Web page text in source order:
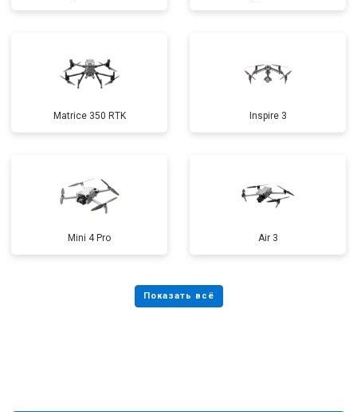
Matrice 350 RTK Inspire 3
Mini 4 Pro Air 3